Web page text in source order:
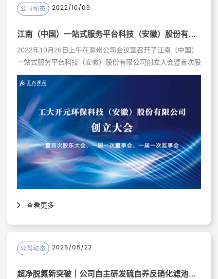
公司动态 2022/10/09
江南（中国）一站式服务平台科技（安徽）股份有限公司创立大会暨首次股东大会、一届一次董事会、一届一次监事会
2022年10月26日上午在滁州公司会议室召开了江南（中国）
一站式服务平台科技（安徽）股份有限公司创立大会暨首次股
东大会、一届一次董事会、一届一次监事会，会议由董事长孙
轶民主持，公司全体股东以及提名的股份公司董、监、高候选
人员参加了本次会议。
查看更多
公司动态 2025/08/22
超净脱氮新突破｜公司自主研发硫自养反硝化滤池技术，助力污水深度处理！